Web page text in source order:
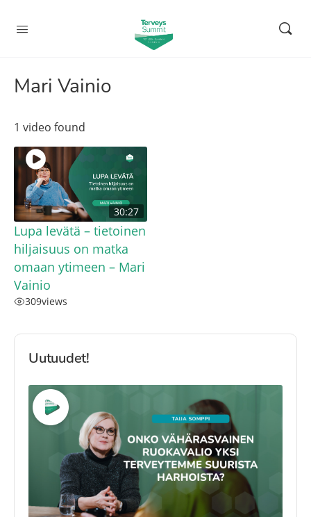
Mari Vainio
1 video found
30:27
Lupa levätä – tietoinen
hiljaisuus on matka
omaan ytimeen – Mari
Vainio
309views
Uutuudet!